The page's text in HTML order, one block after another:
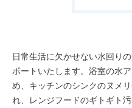
日常生活に欠かせない水回り
ポートいたします。浴室の水
め、キッチンのシンクのヌメ
れ、レンジフードのギトギト